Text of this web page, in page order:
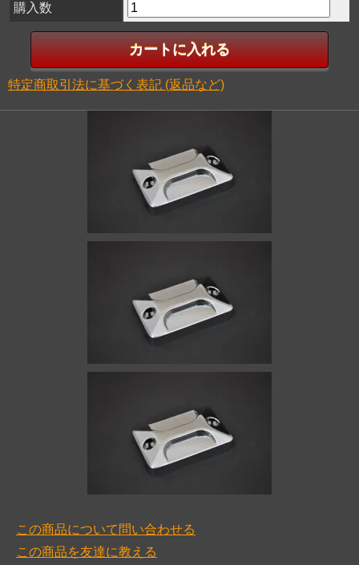
購入数
特定商取引法に基づく表記 (返品など)
この商品について問い合わせる
この商品を友達に教える